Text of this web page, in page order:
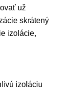
už
skrátený
izolácie,
izoláciu